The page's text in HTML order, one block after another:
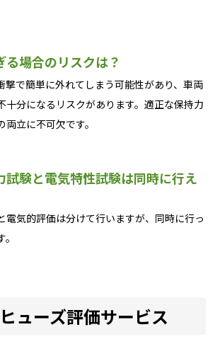
場合のリスクは？
撃で簡単に外れてしまう可能性があり、車両
十分になるリスクがあります。適正な保持力
立に不可欠です。
試験と電気特性試験は同時に行え
電気的評価は分けて行いますが、同時に行っ
ューズ評価サービス